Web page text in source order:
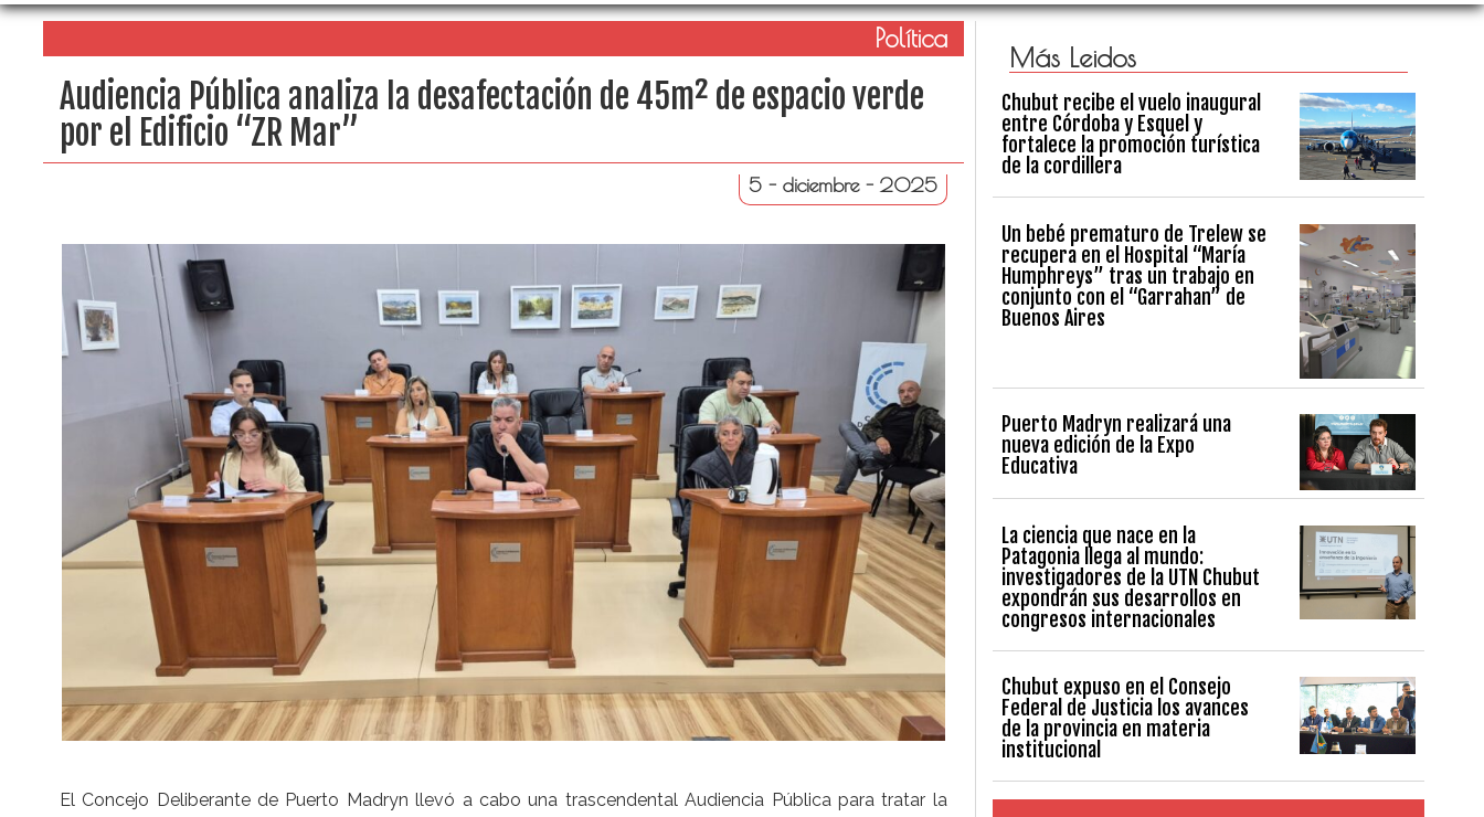
Política
Audiencia Pública analiza la desafectación de 45m² de espacio verde
por el Edificio “ZR Mar”
5 - diciembre - 2025
El Concejo Deliberante de Puerto Madryn llevó a cabo una trascendental Audiencia Pública para tratar la
Más Leidos
Chubut recibe el vuelo inaugural
entre Córdoba y Esquel y
fortalece la promoción turística
de la cordillera
Un bebé prematuro de Trelew se
recupera en el Hospital “María
Humphreys” tras un trabajo en
conjunto con el “Garrahan” de
Buenos Aires
Puerto Madryn realizará una
nueva edición de la Expo
Educativa
La ciencia que nace en la
Patagonia llega al mundo:
investigadores de la UTN Chubut
expondrán sus desarrollos en
congresos internacionales
Chubut expuso en el Consejo
Federal de Justicia los avances
de la provincia en materia
institucional